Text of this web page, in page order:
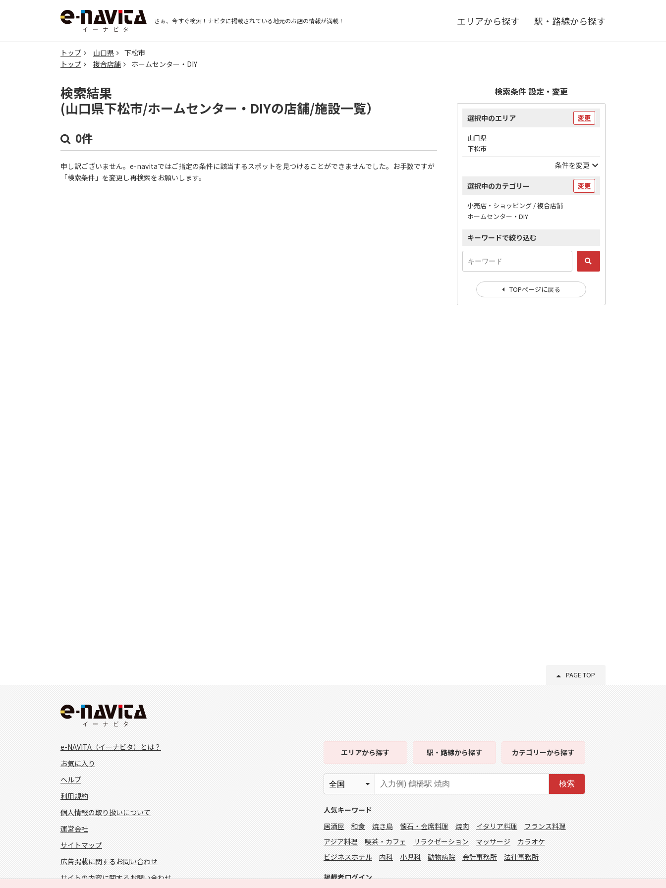
さぁ、今すぐ検索！ ナビタに掲載されている地元のお店の情報が満載！ エリアから探す 駅・路線から探す
トップ 山口県
下松市
トップ
複合店舗 ホームセンター・DIY
検索結果
(山口県下松市/ホームセンター・DIYの店舗/施設一覧）
0件
申し訳ございません。e-navitaではご指定の条件に該当するスポットを見つけることができませんでした。お手数ですが
「検索条件」を変更し再検索をお願いします。
検索条件 設定・変更
選択中のエリア 変更
山口県
下松市
条件を変更
選択中のカテゴリー 変更
小売店・ショッピング / 複合店舗
ホームセンター・DIY
キーワードで絞り込む
TOPページに戻る
PAGE TOP
e-NAVITA（イーナビタ）とは？
お気に入り
ヘルプ
利用規約
個人情報の取り扱いについて
運営会社
サイトマップ
広告掲載に関するお問い合わせ
サイトの内容に関するお問い合わせ
エリアから探す 駅・路線から探す カテゴリーから探す
検索
人気キーワード
居酒屋
和食 焼き鳥 懐石・会席料理 焼肉 イタリア料理
フランス料理
アジア料理
喫茶・カフェ リラクゼーション マッサージ
カラオケ
ビジネスホテル
内科 小児科 動物病院 会計事務所 法律事務所
掲載者ログイン